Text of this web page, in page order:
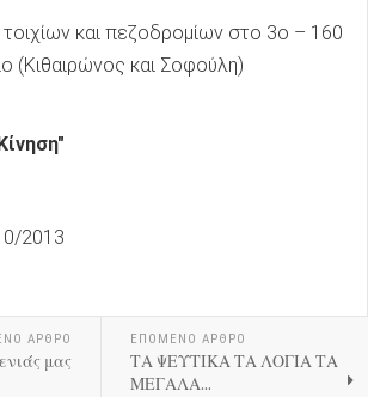
και πεζοδρομίων στο 3ο – 160
(Κιθαιρώνος και Σοφούλη)
2013
ΑΡΘΡΟ
μας
ΕΠΟΜΕΝΟ ΑΡΘΡΟ
ΤΑ ΨΕΥΤΙΚΑ ΤΑ ΛΟΓΙΑ ΤΑ
ΜΕΓΑΛΑ...